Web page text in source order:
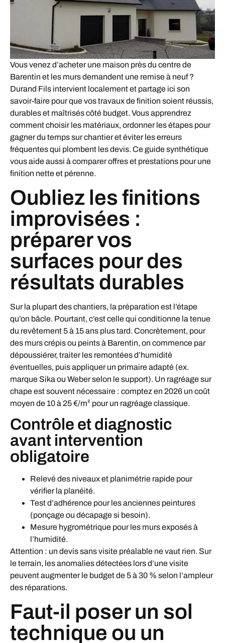
Vous venez d’acheter une maison près du centre de
Barentin et les murs demandent une remise à neuf ?
Durand Fils intervient localement et partage ici son
savoir-faire pour que vos travaux de finition soient réussis,
durables et maîtrisés côté budget. Vous apprendrez
comment choisir les matériaux, ordonner les étapes pour
gagner du temps sur chantier et éviter les erreurs
fréquentes qui plombent les devis. Ce guide synthétique
vous aide aussi à comparer offres et prestations pour une
finition nette et pérenne.
Oubliez les finitions
improvisées :
préparer vos
surfaces pour des
résultats durables
Sur la plupart des chantiers, la préparation est l’étape
qu’on bâcle. Pourtant, c’est celle qui conditionne la tenue
du revêtement 5 à 15 ans plus tard. Concrètement, pour
des murs crépis ou peints à Barentin, on commence par
dépoussiérer, traiter les remontées d’humidité
éventuelles, puis appliquer un primaire adapté (ex.
marque Sika ou Weber selon le support). Un ragréage sur
chape est souvent nécessaire : comptez en 2026 un coût
moyen de 10 à 25 €/m² pour un ragréage classique.
Contrôle et diagnostic
avant intervention
obligatoire
Relevé des niveaux et planimétrie rapide pour
vérifier la planéité.
Test d’adhérence pour les anciennes peintures
(ponçage ou décapage si besoin).
Mesure hygrométrique pour les murs exposés à
l’humidité.
Attention : un devis sans visite préalable ne vaut rien. Sur
le terrain, les anomalies détectées lors d’une visite
peuvent augmenter le budget de 5 à 30 % selon l’ampleur
des réparations.
Faut-il poser un sol
technique ou un